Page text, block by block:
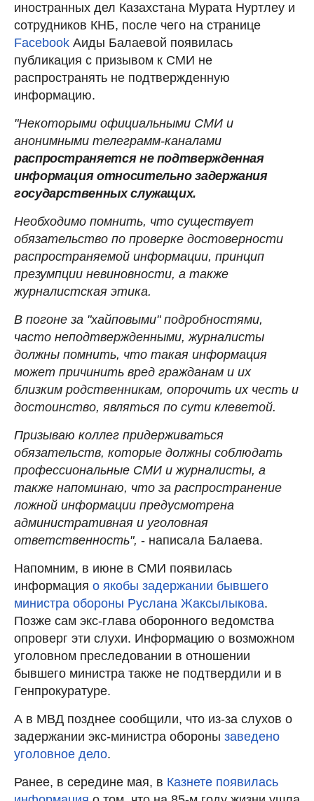
иностранных дел Казахстана Мурата Нуртлеу и
сотрудников КНБ, после чего на странице
Facebook Аиды Балаевой появилась
публикация с призывом к СМИ не
распространять не подтвержденную
информацию.
"Некоторыми официальными СМИ и
анонимными телеграмм-каналами
распространяется не подтвержденная
информация относительно задержания
государственных служащих.
Необходимо помнить, что существует
обязательство по проверке достоверности
распространяемой информации, принцип
презумпции невиновности, а также
журналистская этика.
В погоне за "хайповыми" подробностями,
часто неподтвержденными, журналисты
должны помнить, что такая информация
может причинить вред гражданам и их
близким родственникам, опорочить их честь и
достоинство, являться по сути клеветой.
Призываю коллег придерживаться
обязательств, которые должны соблюдать
профессиональные СМИ и журналисты, а
также напоминаю, что за распространение
ложной информации предусмотрена
административная и уголовная
ответственность", - написала Балаева.
Напомним, в июне в СМИ появилась
информация о якобы задержании бывшего
министра обороны Руслана Жаксылыкова.
Позже сам экс-глава оборонного ведомства
опроверг эти слухи. Информацию о возможном
уголовном преследовании в отношении
бывшего министра также не подтвердили и в
Генпрокуратуре.
А в МВД позднее сообщили, что из-за слухов о
задержании экс-министра обороны заведено
уголовное дело.
Ранее, в середине мая, в Казнете появилась